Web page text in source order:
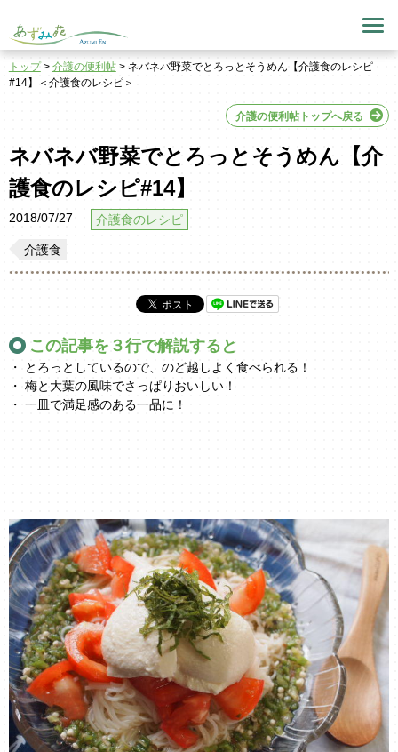
トップ> 介護の便利帖> ネバネバ野菜でとろっとそうめん【介護食のレシピ
#14】＜介護食のレシピ＞
介護の便利帖トップへ戻る
ネバネバ野菜でとろっとそうめん【介
護食のレシピ#14】
2018/07/27 介護食のレシピ
介護食
この記事を３行で解説すると
・ とろっとしているので、のど越しよく食べられる！
・ 梅と大葉の風味でさっぱりおいしい！
・ 一皿で満足感のある一品に！